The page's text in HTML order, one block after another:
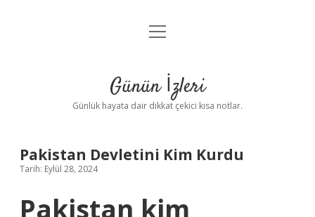
Anasayfa
Yasal Uyarı
menüyü
Günün İzleri
Günlük hayata dair dikkat çekici kısa notlar.
Pakistan Devletini Kim Kurdu
Tarih: Eylül 28, 2024
Pakistan kim